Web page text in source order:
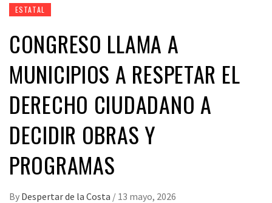
ESTATAL
CONGRESO LLAMA A
MUNICIPIOS A RESPETAR EL
DERECHO CIUDADANO A
DECIDIR OBRAS Y
PROGRAMAS
By Despertar de la Costa / 13 mayo, 2026